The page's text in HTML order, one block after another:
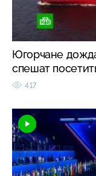
Югорчане
спешат
417